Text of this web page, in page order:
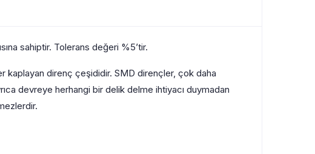
sahiptir. Tolerans değeri %5’tir.
direnç çeşididir. SMD dirençler, çok daha
devreye herhangi bir delik delme ihtiyacı duymadan